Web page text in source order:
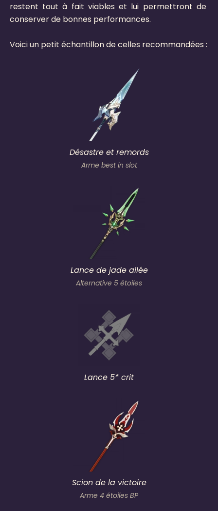
restent tout à fait viables et lui permettront de
conserver de bonnes performances.
Voici un petit échantillon de celles recommandées :
Désastre et remords
Arme best in slot
Lance de jade ailée
Alternative 5 étoiles
Lance 5* crit
Scion de la victoire
Arme 4 étoiles BP